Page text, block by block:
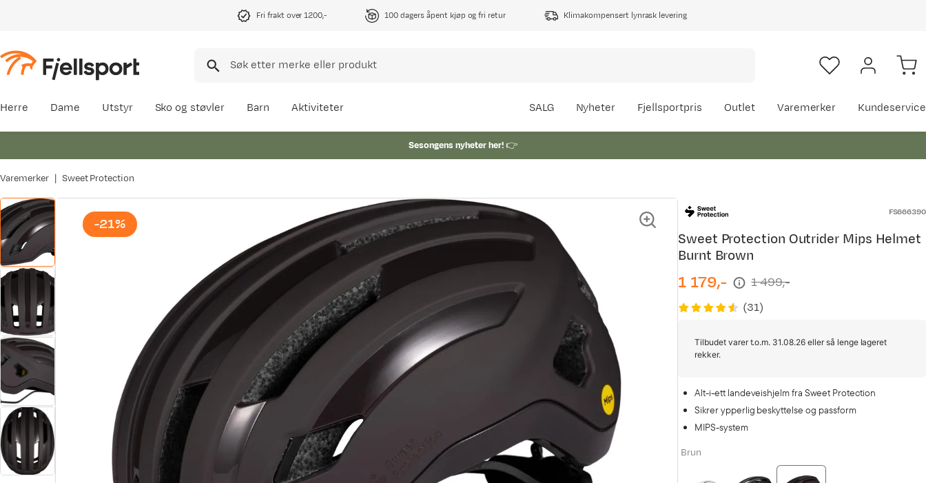
Fri frakt over 1200,- 100 dagers åpent kjøp og fri retur Klimakompensert lynrask levering
Herre Dame Utstyr Sko og støvler Barn Aktiviteter SALG Nyheter Fjellsportpris Outlet Varemerker Kundeservice
Sesongens nyheter her!👉
Varemerker Sweet Protection
-21%
FS666390
Sweet Protection Outrider Mips Helmet
Burnt Brown
discounted
price
1 179,-
original
price
1 499,-
(31)
Tilbudet varer t.o.m. 31.08.26 eller så lenge lageret
rekker.
Alt-i-ett landeveishjelm fra Sweet Protection
Sikrer ypperlig beskyttelse og passform
MIPS-system
Brun